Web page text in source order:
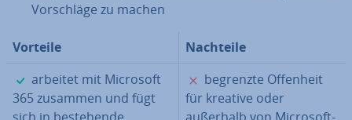
Vor­schlä­ge zu machen
Vorteile
Nachteile
✓
arbeitet mit Microsoft
365 zusammen und fügt
✗
begrenzte Offenheit
für kreative oder